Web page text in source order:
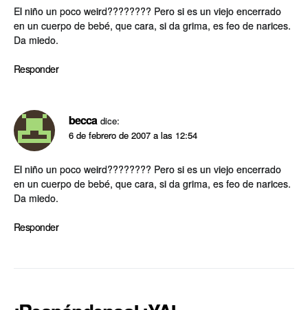
El niño un poco weird???????? Pero si es un viejo encerrado
en un cuerpo de bebé, que cara, si da grima, es feo de narices.
Da miedo.
Responder
becca dice:
6 de febrero de 2007 a las 12:54
El niño un poco weird???????? Pero si es un viejo encerrado
en un cuerpo de bebé, que cara, si da grima, es feo de narices.
Da miedo.
Responder